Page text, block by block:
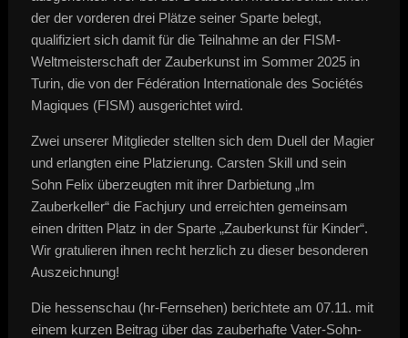
der der vorderen drei Plätze seiner Sparte belegt,
qualifiziert sich damit für die Teilnahme an der FISM-
Weltmeisterschaft der Zauberkunst im Sommer 2025 in
Turin, die von der Fédération Internationale des Sociétés
Magiques (FISM) ausgerichtet wird.
Zwei unserer Mitglieder stellten sich dem Duell der Magier
und erlangten eine Platzierung. Carsten Skill und sein
Sohn Felix überzeugten mit ihrer Darbietung „Im
Zauberkeller“ die Fachjury und erreichten gemeinsam
einen dritten Platz in der Sparte „Zauberkunst für Kinder“.
Wir gratulieren ihnen recht herzlich zu dieser besonderen
Auszeichnung!
Die hessenschau (hr-Fernsehen) berichtete am 07.11. mit
einem kurzen Beitrag über das zauberhafte Vater-Sohn-